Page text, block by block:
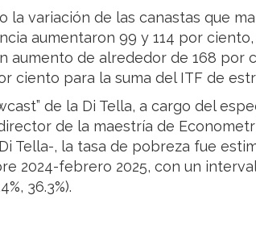
la variación de las canastas que
aumentaron 99 y 114 por
aumento de alrededor de 168 por
ciento para la suma del ITF de
de la Di Tella, a cargo del
de la maestría de
Tella-, la tasa de pobreza fue
2024-febrero 2025, con un
36.3%).